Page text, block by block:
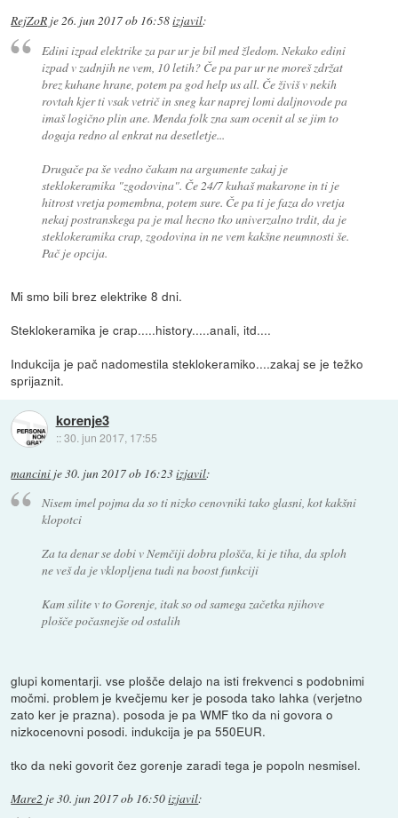
RejZoR je26. jun 2017 ob 16:58izjavil:
Edini izpad elektrike za par ur je bil med žledom. Nekako edini
izpad v zadnjih ne vem, 10 letih? Če pa par ur ne moreš zdržat
brez kuhane hrane, potem pa god help us all. Če živiš v nekih
rovtah kjer ti vsak vetrič in sneg kar naprej lomi daljnovode pa
imaš logično plin ane. Menda folk zna sam ocenit al se jim to
dogaja redno al enkrat na desetletje...
Drugače pa še vedno čakam na argumente zakaj je
steklokeramika "zgodovina". Če 24/7 kuhaš makarone in ti je
hitrost vretja pomembna, potem sure. Če pa ti je faza do vretja
nekaj postranskega pa je mal hecno tko univerzalno trdit, da je
steklokeramika crap, zgodovina in ne vem kakšne neumnosti še.
Pač je opcija.
Mi smo bili brez elektrike 8 dni.
Steklokeramika je crap.....history.....anali, itd....
Indukcija je pač nadomestila steklokeramiko....zakaj se je težko
sprijaznit.
korenje3
::30. jun 2017, 17:55
mancini je30. jun 2017 ob 16:23izjavil:
Nisem imel pojma da so ti nizko cenovniki tako glasni, kot kakšni
klopotci
Za ta denar se dobi v Nemčiji dobra plošča, ki je tiha, da sploh
ne veš da je vklopljena tudi na boost funkciji
Kam silite v to Gorenje, itak so od samega začetka njihove
plošče počasnejše od ostalih
glupi komentarji. vse plošče delajo na isti frekvenci s podobnimi
močmi. problem je kvečjemu ker je posoda tako lahka (verjetno
zato ker je prazna). posoda je pa WMF tko da ni govora o
nizkocenovni posodi. indukcija je pa 550EUR.
tko da neki govorit čez gorenje zaradi tega je popoln nesmisel.
Mare2 je30. jun 2017 ob 16:50izjavil: